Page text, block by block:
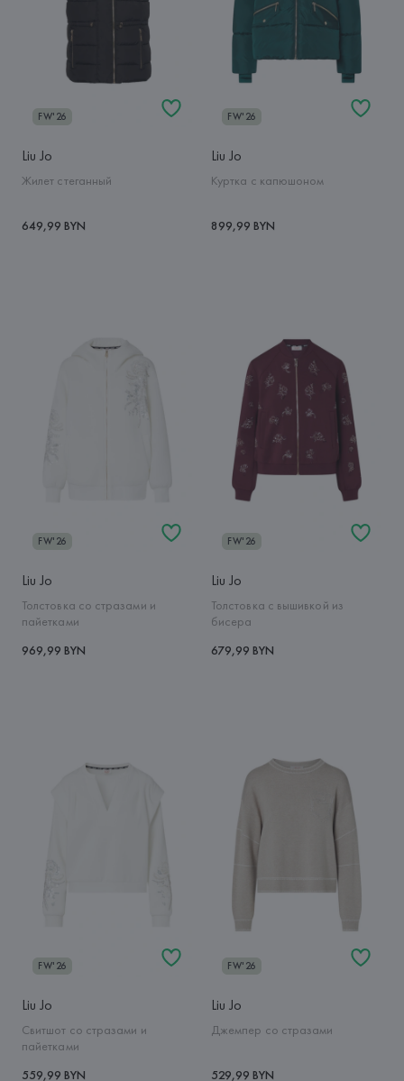
FW'26
Liu Jo
Жилет стеганный
649,99 BYN
FW'26
Liu Jo
Куртка с капюшоном
899,99 BYN
FW'26
Liu Jo
Толстовка со стразами и
пайетками
969,99 BYN
FW'26
Liu Jo
Толстовка с вышивкой из
бисера
679,99 BYN
FW'26
Liu Jo
Свитшот со стразами и
пайетками
559,99 BYN
FW'26
Liu Jo
Джемпер со стразами
529,99 BYN